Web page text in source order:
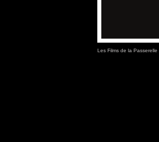
Les Films de la Passerelle